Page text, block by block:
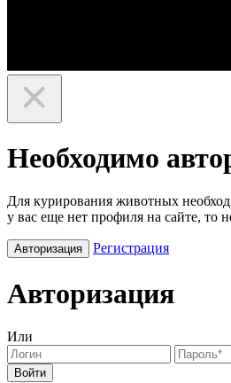
Необходимо
Для курирования животных
у вас еще нет профиля на сайте, то
Авторизация Регистрация
Авторизация
Или
Войти